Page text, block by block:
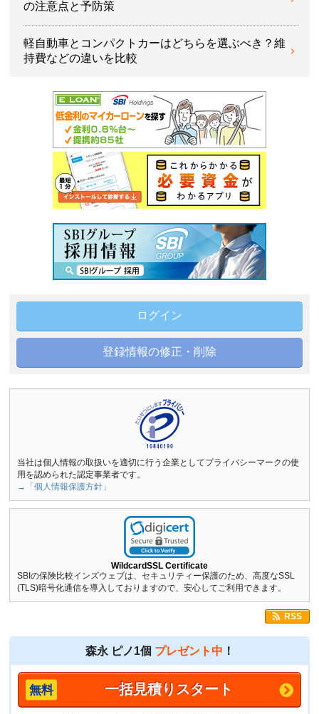
の注意点と予防策
軽自動車とコンパクトカーはどちらを選ぶべき？維
持費などの違いを比較
ログイン
登録情報の修正・削除
当社は個人情報の取扱いを適切に行う企業としてプライバシーマークの使
用を認められた認定事業者です。
→「個人情報保護方針」
WildcardSSL Certificate
SBIの保険比較インズウェブは、セキュリティー保護のため、高度なSSL
(TLS)暗号化通信を導入しておりますので、安心してご利用できます。
RSS
森永 ピノ1個 プレゼント中 ！
一括見積りスタート